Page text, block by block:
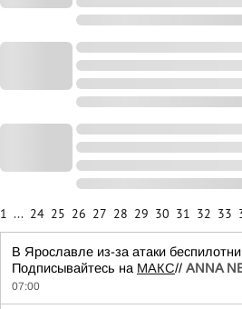
1 ... 24 25 26 27 28 29 30 31 32 33
В Ярославле из-за атаки
Подписывайтесь на МАКС// ANNA
07:00